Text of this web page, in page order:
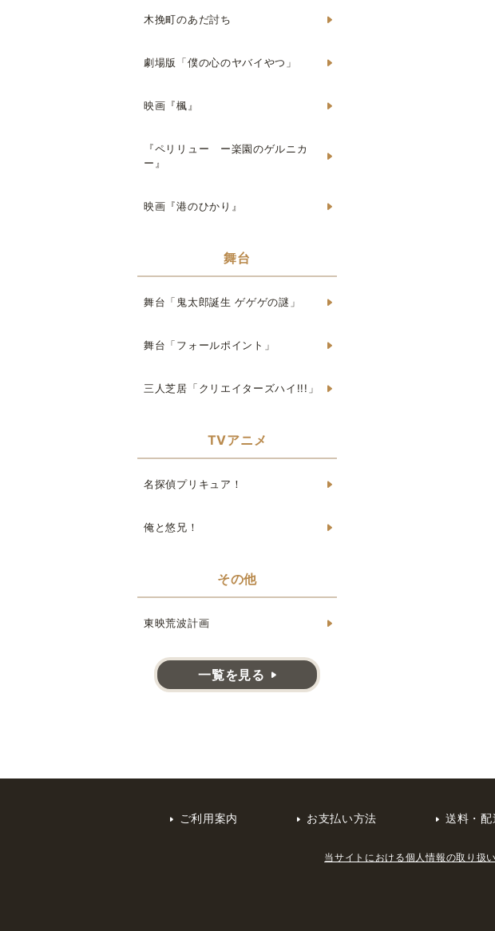
木挽町のあだ討ち
劇場版「僕の心のヤバイやつ」
映画『楓』
『ペリリュー ー楽園のゲルニカ
ー』
映画『港のひかり』
舞台
舞台「鬼太郎誕生 ゲゲゲの謎」
舞台「フォールポイント」
三人芝居「クリエイターズハイ!!!」
TVアニメ
名探偵プリキュア！
俺と悠兄！
その他
東映荒波計画
一覧を見る
ご利用案内 お支払い方法 送料・配
当サイトにおける個人情報の取り扱